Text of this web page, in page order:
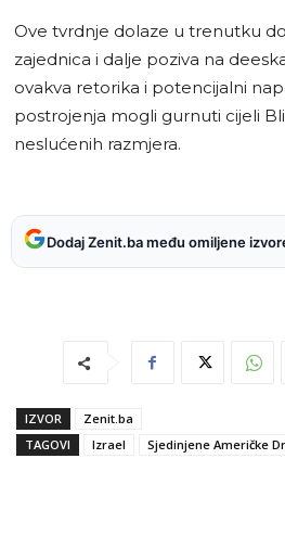
Ove tvrdnje dolaze u trenutku
zajednica i dalje poziva na
ovakva retorika i potencijalni
postrojenja mogli gurnuti cijeli
neslućenih razmjera.
Dodaj Zenit.ba među omiljene
IZVOR
Zenit.ba
TAGOVI
Izrael Sjedinjene Američke